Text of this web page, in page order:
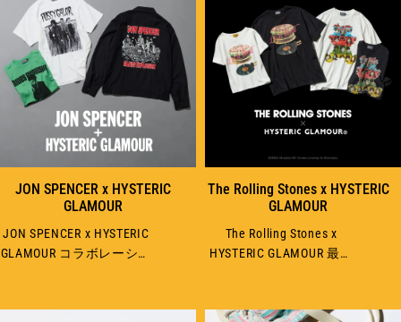
JON SPENCER x HYSTERIC
GLAMOUR
JON SPENCER x HYSTERIC
GLAMOUR コラボレーショ
The Rolling Stones x HYSTERIC
GLAMOUR
The Rolling Stones x
HYSTERIC GLAMOUR 最新